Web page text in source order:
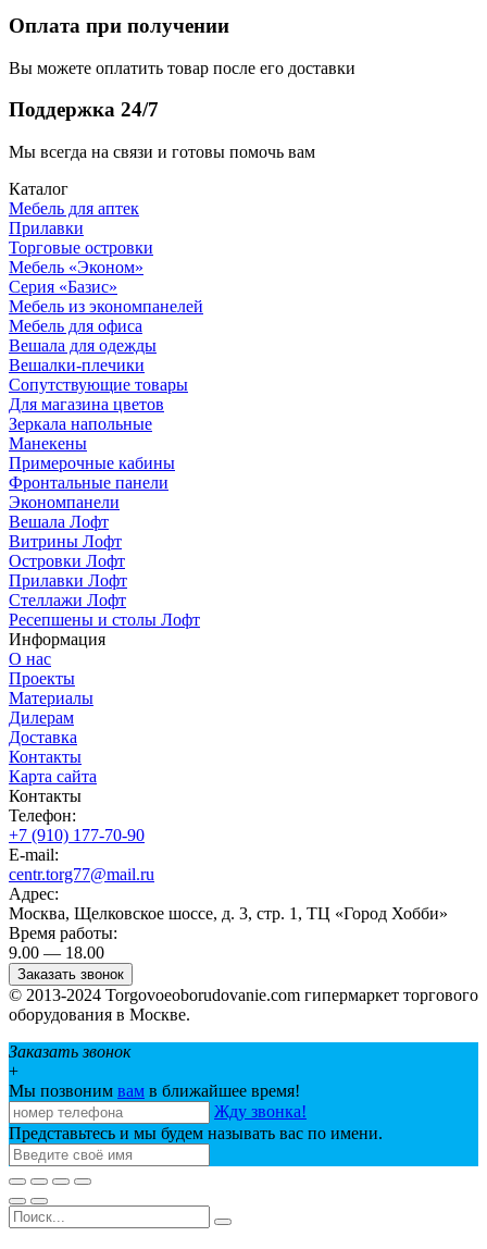
Оплата при получении
Вы можете оплатить товар после его доставки
Поддержка 24/7
Мы всегда на связи и готовы помочь вам
Каталог
Мебель для аптек
Прилавки
Торговые островки
Мебель «Эконом»
Серия «Базис»
Мебель из экономпанелей
Мебель для офиса
Вешала для одежды
Вешалки-плечики
Сопутствующие товары
Для магазина цветов
Зеркала напольные
Манекены
Примерочные кабины
Фронтальные панели
Экономпанели
Вешала Лофт
Витрины Лофт
Островки Лофт
Прилавки Лофт
Стеллажи Лофт
Ресепшены и столы Лофт
Информация
О нас
Проекты
Материалы
Дилерам
Доставка
Контакты
Карта сайта
Контакты
Телефон:
+7 (910) 177-70-90
E-mail:
centr.torg77@mail.ru
Адрес:
Москва, Щелковское шоссе, д. 3, стр. 1, ТЦ «Город Хобби»
Время работы:
9.00 — 18.00
Заказать звонок
© 2013-2024 Torgovoeoborudovanie.com гипермаркет торгового
оборудования в Москве.
Заказать звонок
+
Мы позвоним вам в ближайшее время!
Жду звонка!
Представьтесь и мы будем называть вас по имени.